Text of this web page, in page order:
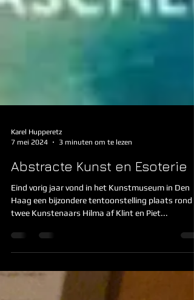
7 mei 2024
3 minuten om te lezen
Abstracte Kunst en Esoterie
Eind vorig jaar vond in het Kunstmuseum in Den
twee Kunstenaars Hilma af Klint en Piet...